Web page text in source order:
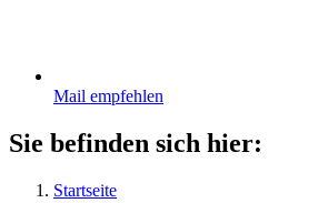
Mail empfehlen
Sie befinden sich hier:
Startseite